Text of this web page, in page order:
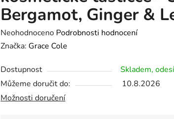
Bergamot, Ginger &
Průměrné
hodnocení
je
0,0
z
Neohodnoceno Podrobnosti hodnocení
Značka: Grace Cole
Dostupnost Skladem,
Můžeme doručit do:
10.8.2026
Možnosti doručení